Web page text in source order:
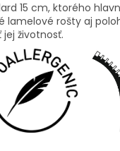
15 cm, ktorého
lamelové rošty aj
životnosť.